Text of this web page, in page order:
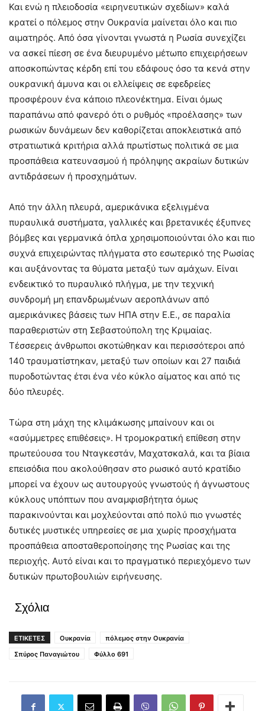
Και ενώ η πλειοδοσία «ειρηνευτικών σχεδίων» καλά
κρατεί ο πόλεμος στην Ουκρανία μαίνεται όλο και πιο
αιματηρός. Από όσα γίνονται γνωστά η Ρωσία συνεχίζει
να ασκεί πίεση σε ένα διευρυμένο μέτωπο επιχειρήσεων
αποσκοπώντας κέρδη επί του εδάφους όσο τα κενά στην
ουκρανική άμυνα και οι ελλείψεις σε εφεδρείες
προσφέρουν ένα κάποιο πλεονέκτημα. Είναι όμως
παραπάνω από φανερό ότι ο ρυθμός «προέλασης» των
ρωσικών δυνάμεων δεν καθορίζεται αποκλειστικά από
στρατιωτικά κριτήρια αλλά πρωτίστως πολιτικά σε μια
προσπάθεια κατευνασμού ή πρόληψης ακραίων δυτικών
αντιδράσεων ή προσχημάτων.
Από την άλλη πλευρά, αμερικάνικα εξελιγμένα
πυραυλικά συστήματα, γαλλικές και βρετανικές έξυπνες
βόμβες και γερμανικά όπλα χρησιμοποιούνται όλο και πιο
συχνά επιχειρώντας πλήγματα στο εσωτερικό της Ρωσίας
και αυξάνοντας τα θύματα μεταξύ των αμάχων. Είναι
ενδεικτικό το πυραυλικό πλήγμα, με την τεχνική
συνδρομή μη επανδρωμένων αεροπλάνων από
αμερικάνικες βάσεις των ΗΠΑ στην Ε.Ε., σε παραλία
παραθεριστών στη Σεβαστούπολη της Κριμαίας.
Τέσσερεις άνθρωποι σκοτώθηκαν και περισσότεροι από
140 τραυματίστηκαν, μεταξύ των οποίων και 27 παιδιά
πυροδοτώντας έτσι ένα νέο κύκλο αίματος και από τις
δύο πλευρές.
Τώρα στη μάχη της κλιμάκωσης μπαίνουν και οι
«ασύμμετρες επιθέσεις». Η τρομοκρατική επίθεση στην
πρωτεύουσα του Νταγκεστάν, Μαχατσκαλά, και τα βίαια
επεισόδια που ακολούθησαν στο ρωσικό αυτό κρατίδιο
μπορεί να έχουν ως αυτουργούς γνωστούς ή άγνωστους
κύκλους υπόπτων που αναμφισβήτητα όμως
παρακινούνται και μοχλεύονται από πολύ πιο γνωστές
δυτικές μυστικές υπηρεσίες σε μια χωρίς προσχήματα
προσπάθεια αποσταθεροποίησης της Ρωσίας και της
περιοχής. Αυτό είναι και το πραγματικό περιεχόμενο των
δυτικών πρωτοβουλιών ειρήνευσης.
Σχόλια
ΕΤΙΚΕΤΕΣ Ουκρανία
πόλεμος στην Ουκρανία
Σπύρος Παναγιώτου
Φύλλο 691